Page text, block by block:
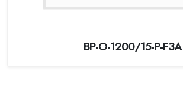
BP-O-1200/15-P-F3A